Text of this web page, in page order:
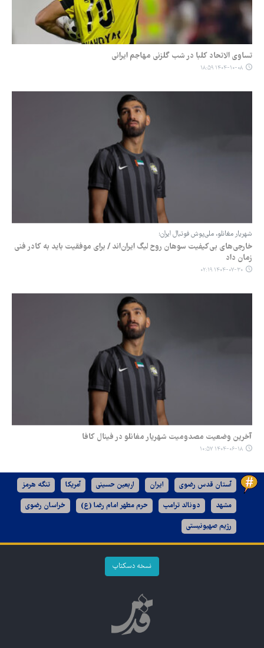
تساوی الاتحاد کلبا در شب گلزنی مهاجم ایرانی
۱۴۰۴-۱۰-۰۸ ۱۸:۵۹
شهریار مغانلو، ملی‌پوش فوتبال ایران:
خارجی‌های بی‌کیفیت سوهان روح لیگ ایران‌اند / برای موفقیت باید به کادر فنی
زمان داد
۱۴۰۴-۰۷-۳۰ ۰۲:۱۹
آخرین وضعیت مصدومیت شهریار مغانلو در فینال کافا
۱۴۰۴-۰۶-۱۸ ۱۰:۵۷
آستان قدس رضوی ایران اربعین حسینی آمریکا تنگه هرمز
مشهد دونالد ترامپ حرم مطهر امام رضا (ع) خراسان رضوی
رژیم صهیونیستی
نسخه دسکتاپ